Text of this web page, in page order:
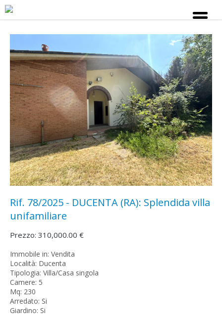
Rif. 78/2025 - DUCENTA (RA): Splendida villa
unifamiliare
Prezzo: 310,000.00 €
Immobile in: Vendita
Località: Ducenta
Tipologia: Villa/Casa singola
Camere: 5
Mq: 230
Arredato: Si
Giardino: Si